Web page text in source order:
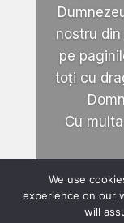
nostru
pe
toți cu
Cu
We use
experience on our
will